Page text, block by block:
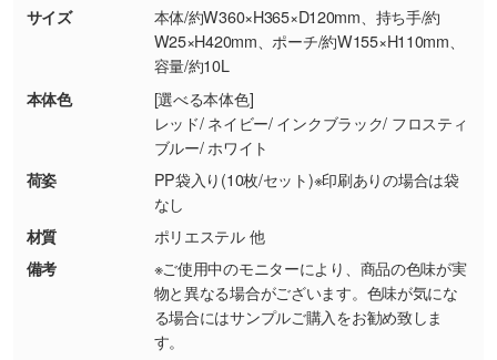
現物支給による色指定も承っております。→詳
・背景がある画像からキャラクター部分だけを
使いたいです
シンプルな背景のデータや、使いたいキャラク
ター部分の輪郭がはっきりしているデータは切
り抜き処理が可能です。→
・持っているデータの背景が足りない／塗り足
しの作り方が分からない
印刷したいデータが印刷範囲よりも小さい場
合、シンプルな色・柄の背景であれば拡張が可
商品が破損した場合
・商品到着後7日以上経過している場合
・お客様のご都合による返品・交換依頼(商
品・色・数量などの注文間違い等)
サイズ
本体/約W360×H365×D120mm、持ち手/約
W25×H420mm、ポーチ/約W155×H110mm、
容量/約10L
本体色
[選べる本体色]
レッド/ ネイビー/ インクブラック/ フロスティ
ブルー/ ホワイト
荷姿
PP袋入り(10枚/セット)※印刷ありの場合は袋
なし
材質
ポリエステル 他
備考
※ご使用中のモニターにより、商品の色味が実
物と異なる場合がございます。色味が気にな
る場合にはサンプルご購入をお勧め致しま
す。